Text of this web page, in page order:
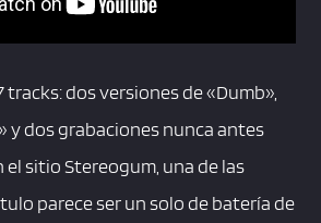
tracks: dos versiones de «Dumb»,
y dos grabaciones nunca antes
el sitio Stereogum, una de las
parece ser un solo de batería de